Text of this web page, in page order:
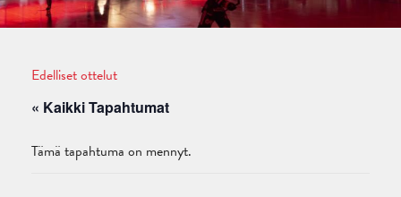
Edelliset ottelut
« Kaikki Tapahtumat
Tämä tapahtuma on mennyt.